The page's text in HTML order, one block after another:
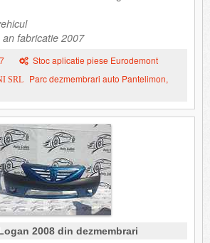
fabricatie 2007
Stoc aplicatie piese Eurodemont
SRL
Parc dezmembrari auto Pantelimon,
2008 din dezmembrari